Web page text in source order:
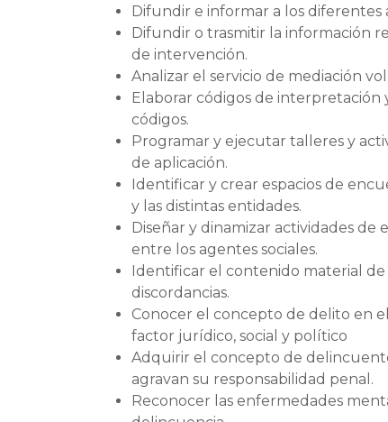
Difundir e informar a los
Difundir o trasmitir la información
de intervención.
Analizar el servicio de mediación
Elaborar códigos de
códigos.
Programar y ejecutar talleres y
de aplicación.
Identificar y crear espacios de
y las distintas entidades.
Diseñar y dinamizar actividades
entre los agentes sociales.
Identificar el contenido material
discordancias.
Conocer el concepto de delito en
factor jurídico, social y político
Adquirir el concepto de
agravan su responsabilidad penal.
Reconocer las enfermedades